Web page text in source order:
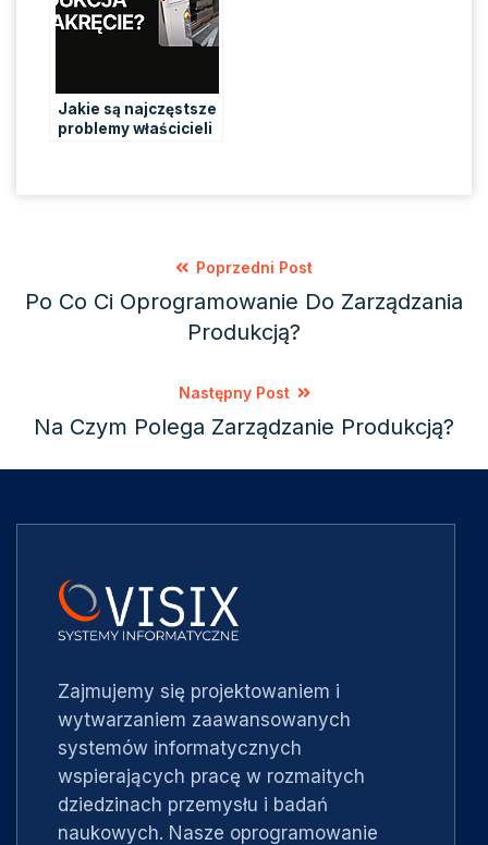
Jakie są najczęstsze
problemy właścicieli
Poprzedni Post
Po Co Ci Oprogramowanie Do Zarządzania
Produkcją?
Następny Post
Na Czym Polega Zarządzanie Produkcją?
Zajmujemy się projektowaniem i
wytwarzaniem zaawansowanych
systemów informatycznych
wspierających pracę w rozmaitych
dziedzinach przemysłu i badań
naukowych. Nasze oprogramowanie